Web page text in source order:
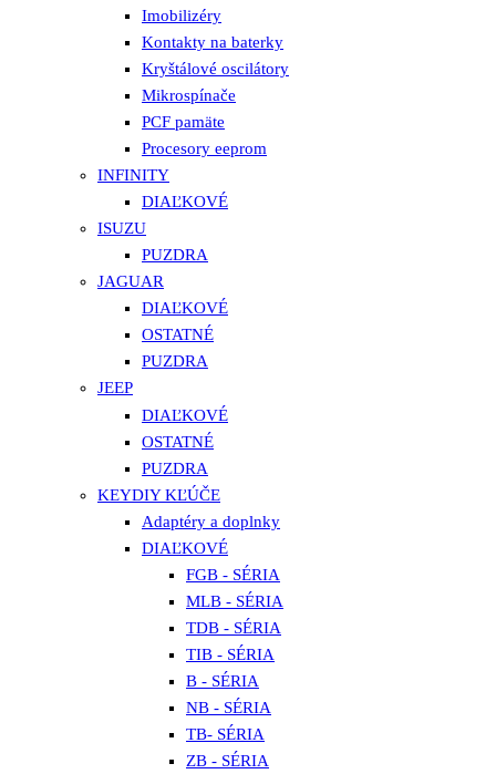
Imobilizéry
Kontakty na baterky
Kryštálové oscilátory
Mikrospínače
PCF pamäte
Procesory eeprom
INFINITY
DIAĽKOVÉ
ISUZU
PUZDRA
JAGUAR
DIAĽKOVÉ
OSTATNÉ
PUZDRA
JEEP
DIAĽKOVÉ
OSTATNÉ
PUZDRA
KEYDIY KĽÚČE
Adaptéry a doplnky
DIAĽKOVÉ
FGB - SÉRIA
MLB - SÉRIA
TDB - SÉRIA
TIB - SÉRIA
B - SÉRIA
NB - SÉRIA
TB- SÉRIA
ZB - SÉRIA